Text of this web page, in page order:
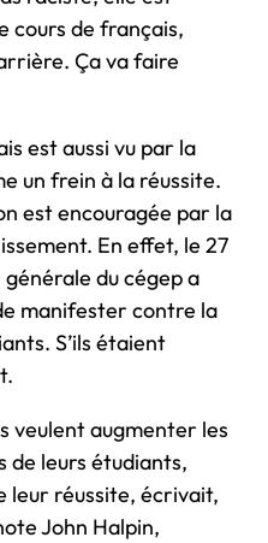
cours de français,
Ça va faire
est aussi vu par la
un frein à la réussite.
est encouragée par la
En effet, le 27
du cégep a
manifester contre la
S’ils étaient
veulent augmenter les
de leurs étudiants,
leur réussite, écrivait,
John Halpin,